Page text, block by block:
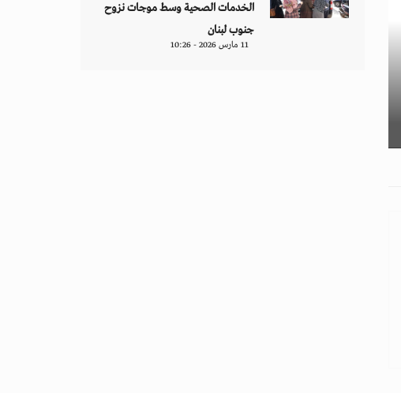
الخدمات الصحية وسط موجات نزوح
جنوب لبنان
11 مارس 2026 - 10:26